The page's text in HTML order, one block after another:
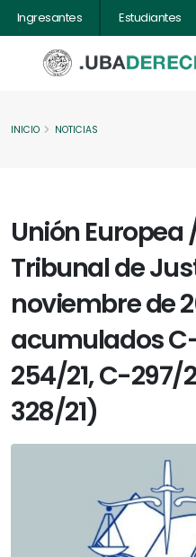
Ingresantes Estudiantes
INICIO NOTICIAS
Unión Europea
Tribunal de
noviembre de
acumulados
254/21, C-297/
328/21)